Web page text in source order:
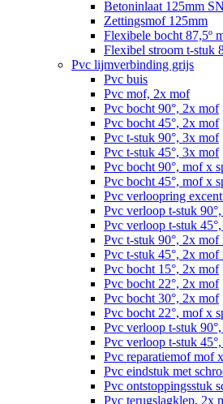
Betoninlaat 125mm
Zettingsmof 125mm
Flexibele bocht 87,5º
Flexibel stroom t-stuk
Pvc lijmverbinding grijs
Pvc buis
Pvc mof, 2x mof
Pvc bocht 90°, 2x mof
Pvc bocht 45°, 2x mof
Pvc t-stuk 90°, 3x mof
Pvc t-stuk 45°, 3x mof
Pvc bocht 90°, mof x
Pvc bocht 45°, mof x
Pvc verloopring
Pvc verloop t-stuk
Pvc verloop t-stuk
Pvc t-stuk 90°, 2x mof
Pvc t-stuk 45°, 2x mof
Pvc bocht 15°, 2x mof
Pvc bocht 22°, 2x mof
Pvc bocht 30°, 2x mof
Pvc bocht 22°, mof x
Pvc verloop t-stuk
Pvc verloop t-stuk
Pvc reparatiemof mof
Pvc eindstuk met
Pvc ontstoppingsstuk
Pvc terugslagklep, 2x